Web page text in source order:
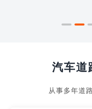
汽车道
从事多年道